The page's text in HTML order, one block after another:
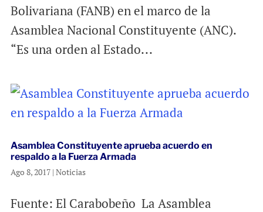
Bolivariana (FANB) en el marco de la
Asamblea Nacional Constituyente (ANC).
“Es una orden al Estado...
Asamblea Constituyente aprueba acuerdo en
respaldo a la Fuerza Armada
Ago 8, 2017| Noticias
Fuente: El Carabobeño La Asamblea